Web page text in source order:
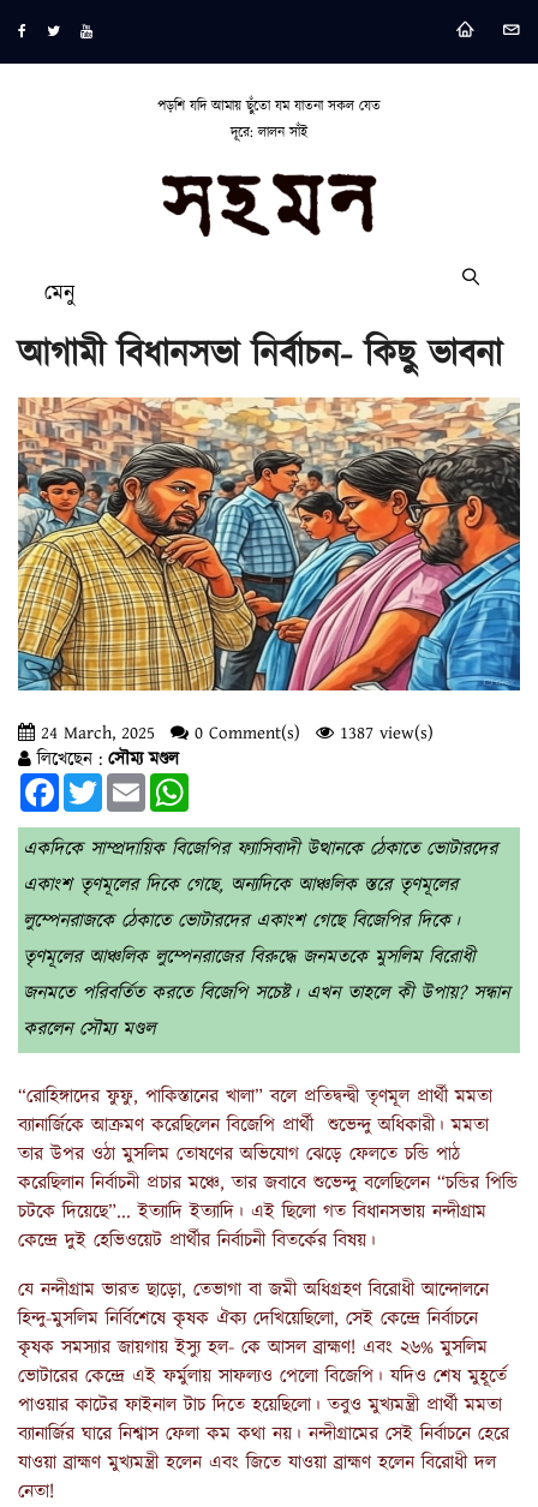
পড়শি যদি আমায় ছুঁতো যম যাতনা সকল যেত
দূরে: লালন সাঁই
মেনু
আগামী বিধানসভা নির্বাচন- কিছু ভাবনা
24 March, 2025 0 Comment(s)
1387 view(s)
লিখেছেন : সৌম্য মণ্ডল
FacebookTwitterEmail
একদিকে সাম্প্রদায়িক বিজেপির ফ্যাসিবাদী উত্থানকে ঠেকাতে ভোটারদের
একাংশ তৃণমূলের দিকে গেছে, অন্যদিকে আঞ্চলিক স্তরে তৃণমূলের
লুম্পেনরাজকে ঠেকাতে ভোটারদের একাংশ গেছে বিজেপির দিকে।
তৃণমূলের আঞ্চলিক লুম্পেনরাজের বিরুদ্ধে জনমতকে মুসলিম বিরোধী
জনমতে পরিবর্তিত করতে বিজেপি সচেষ্ট। এখন তাহলে কী উপায়? সন্ধান
করলেন সৌম্য মণ্ডল
“রোহিঙ্গাদের ফুফু, পাকিস্তানের খালা” বলে প্রতিদ্বন্দ্বী তৃণমূল প্রার্থী মমতা
ব্যানার্জিকে আক্রমণ করেছিলেন বিজেপি প্রার্থী শুভেন্দু অধিকারী। মমতা
তার উপর ওঠা মুসলিম তোষণের অভিযোগ ঝেড়ে ফেলতে চন্ডি পাঠ
করেছিলান নির্বাচনী প্রচার মঞ্চে, তার জবাবে শুভেন্দু বলেছিলেন “চন্ডির পিন্ডি
চটকে দিয়েছে”... ইত্যাদি ইত্যাদি। এই ছিলো গত বিধানসভায় নন্দীগ্রাম
কেন্দ্রে দুই হেভিওয়েট প্রার্থীর নির্বাচনী বিতর্কের বিষয়।
যে নন্দীগ্রাম ভারত ছাড়ো, তেভাগা বা জমী অধিগ্রহণ বিরোধী আন্দোলনে
হিন্দু-মুসলিম নির্বিশেষে কৃষক ঐক্য দেখিয়েছিলো, সেই কেন্দ্রে নির্বাচনে
কৃষক সমস্যার জায়গায় ইস্যু হল- কে আসল ব্রাহ্মণ! এবং ২৬% মুসলিম
ভোটারের কেন্দ্রে এই ফর্মুলায় সাফল্যও পেলো বিজেপি। যদিও শেষ মুহূর্তে
পাওয়ার কাটের ফাইনাল টাচ দিতে হয়েছিলো। তবুও মুখ্যমন্ত্রী প্রার্থী মমতা
ব্যানার্জির ঘারে নিশ্বাস ফেলা কম কথা নয়। নন্দীগ্রামের সেই নির্বাচনে হেরে
যাওয়া ব্রাহ্মণ মুখ্যমন্ত্রী হলেন এবং জিতে যাওয়া ব্রাহ্মণ হলেন বিরোধী দল
নেতা!